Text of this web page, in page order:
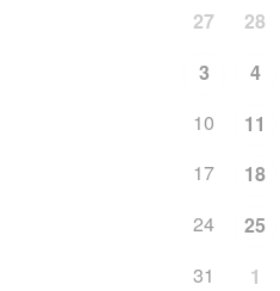
27
28
3
4
10
11
17
18
24
25
31
1